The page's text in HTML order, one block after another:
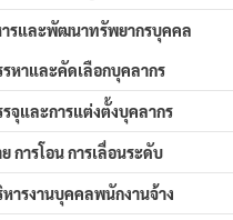
รและพัฒนาทรัพยากรบุคคล
หาและคัดเลือกบุคลากร
จุและการแต่งตั้งบุคลากร
การโอน การเลื่อนระดับ
ารงานบุคคลพนักงานจ้าง